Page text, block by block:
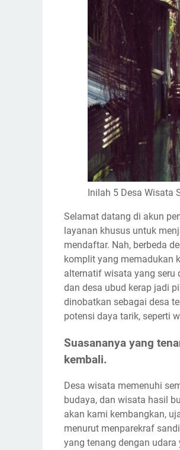
Inilah 5 Desa Wisata
Selamat datang di akun
layanan khusus untuk
mendaftar. Nah, berbeda
komplit yang memadukan
alternatif wisata yang seru
dan desa ubud kerap jadi
dinobatkan sebagai desa
potensi daya tarik, seperti
Suasananya yang
kembali.
Desa wisata memenuhi
budaya, dan wisata hasil
akan kami kembangkan,
menurut menparekraf
yang tenang dengan